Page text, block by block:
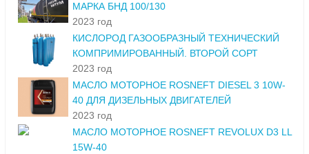
МАРКА БНД 100/130
2023 год
КИСЛОРОД ГАЗООБРАЗНЫЙ ТЕХНИЧЕСКИЙ
КОМПРИМИРОВАННЫЙ. ВТОРОЙ СОРТ
2023 год
МАСЛО МОТОРНОЕ ROSNEFT DIESEL 3 10W-
40 ДЛЯ ДИЗЕЛЬНЫХ ДВИГАТЕЛЕЙ
2023 год
МАСЛО МОТОРНОЕ ROSNEFT REVOLUX D3 LL
15W-40